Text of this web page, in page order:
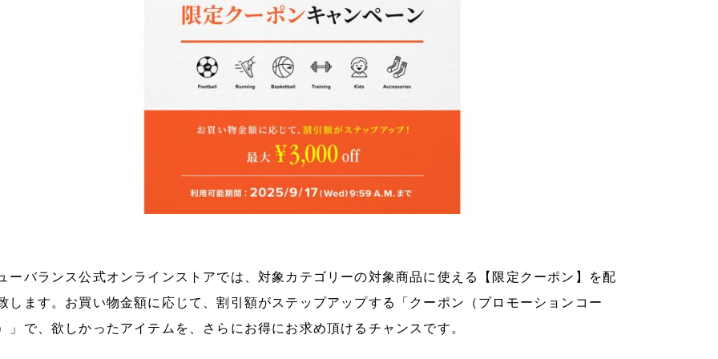
ーバランス公式オンラインストアでは、対象カテゴリーの対象商品に使える【限定クーポン】を配
します。お買い物金額に応じて、割引額がステップアップする「クーポン（プロモーションコー
」で、欲しかったアイテムを、さらにお得にお求め頂けるチャンスです。